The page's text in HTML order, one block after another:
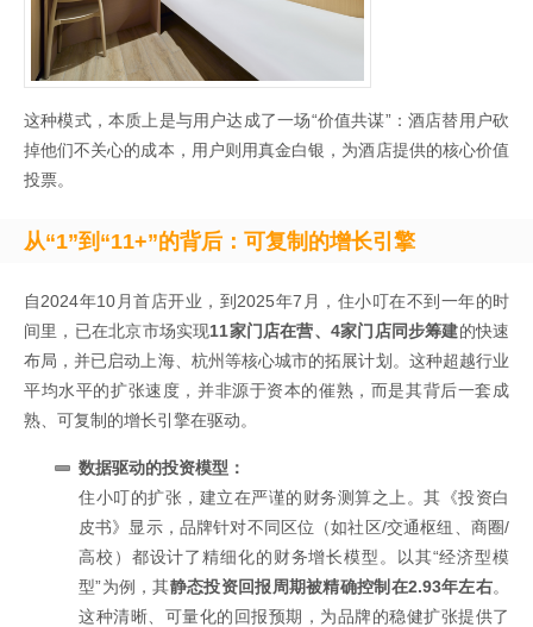
这种模式，本质上是与用户达成了一场“价值共谋”：酒店替用户砍
掉他们不关心的成本，用户则用真金白银，为酒店提供的核心价值
投票。
从“1”到“11+”的背后：可复制的增长引擎
自2024年10月首店开业，到2025年7月，住小叮在不到一年的时
间里，已在北京市场实现11家门店在营、4家门店同步筹建的快速
布局，并已启动上海、杭州等核心城市的拓展计划。这种超越行业
平均水平的扩张速度，并非源于资本的催熟，而是其背后一套成
熟、可复制的增长引擎在驱动。
数据驱动的投资模型：
住小叮的扩张，建立在严谨的财务测算之上。其《投资白
皮书》显示，品牌针对不同区位（如社区/交通枢纽、商圈/
高校）都设计了精细化的财务增长模型。以其“经济型模
型”为例，其静态投资回报周期被精确控制在2.93年左右。
这种清晰、可量化的回报预期，为品牌的稳健扩张提供了